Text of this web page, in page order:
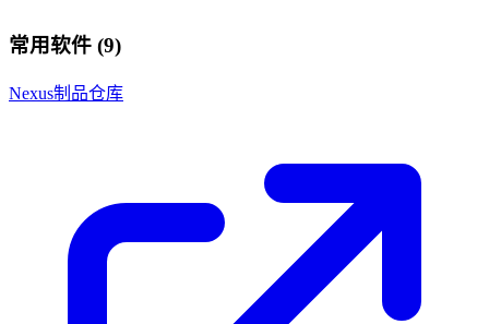
常用软件 (9)
Nexus制品仓库